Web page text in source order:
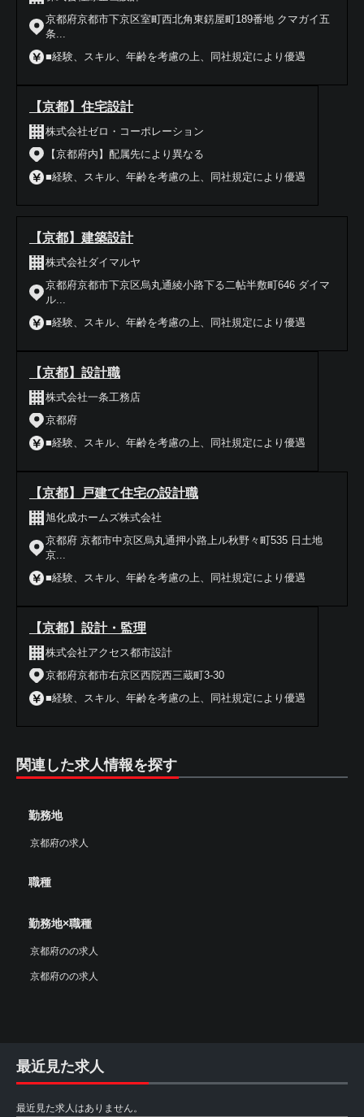
京都府京都市下京区室町西北角東錺屋町189番地 クマガイ五
条...
■経験、スキル、年齢を考慮の上、同社規定により優遇
【京都】住宅設計
株式会社ゼロ・コーポレーション
【京都府内】配属先により異なる
■経験、スキル、年齢を考慮の上、同社規定により優遇
【京都】建築設計
株式会社ダイマルヤ
京都府京都市下京区烏丸通綾小路下る二帖半敷町646 ダイマ
ル...
■経験、スキル、年齢を考慮の上、同社規定により優遇
【京都】設計職
株式会社一条工務店
京都府
■経験、スキル、年齢を考慮の上、同社規定により優遇
【京都】戸建て住宅の設計職
旭化成ホームズ株式会社
京都府 京都市中京区烏丸通押小路上ル秋野々町535 日土地
京...
■経験、スキル、年齢を考慮の上、同社規定により優遇
【京都】設計・監理
株式会社アクセス都市設計
京都府京都市右京区西院西三蔵町3-30
■経験、スキル、年齢を考慮の上、同社規定により優遇
関連した求人情報を探す
勤務地
京都府の求人
職種
勤務地×職種
京都府のの求人
京都府のの求人
最近見た求人
最近見た求人はありません。